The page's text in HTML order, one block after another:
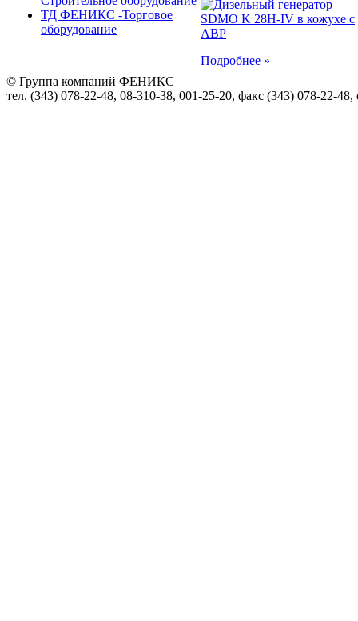
ТД ФЕНИКС -Торговое
оборудование
Подробнее »
© Группа компаний ФЕНИКС
тел. (343) 078-22-48, 08-310-38, 001-25-20, факс (343) 078-22-